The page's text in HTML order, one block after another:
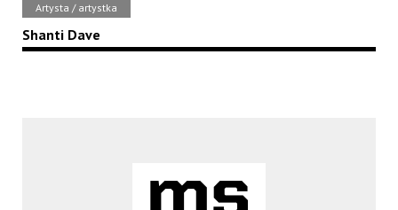
Artysta / artystka
Shanti Dave